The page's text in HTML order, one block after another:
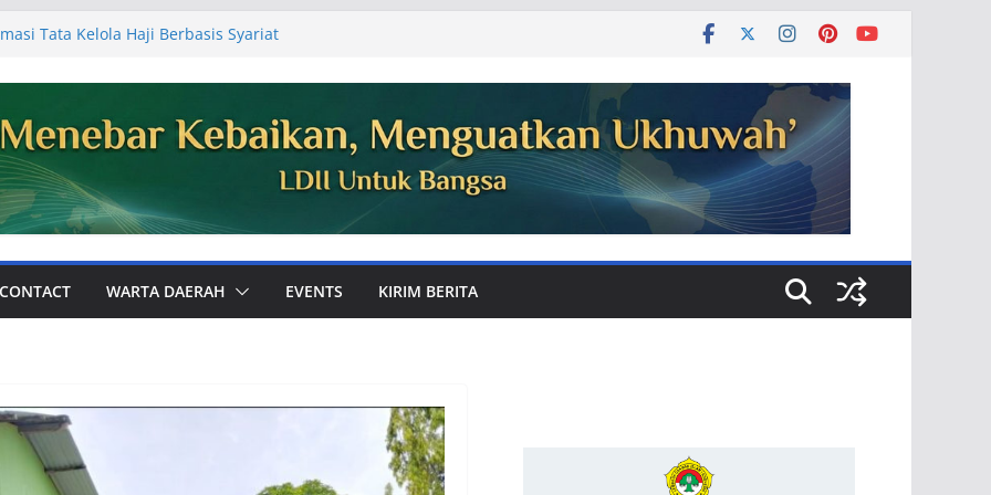
Tata Kelola Haji Berbasis Syariat
PC LDII Tualang
81, Warga PC LDII Dayun Gelar Kerja
Masjid
Kabupaten Siak Audiensi ke
Laporan Kegiatan Semester I
Pembinaan Karakter Generasi
Bola
CONTACT WARTA DAERAH EVENTS KIRIM BERITA